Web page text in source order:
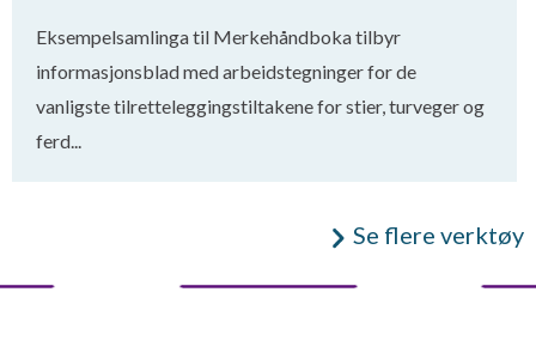
Eksempelsamlinga til Merkehåndboka tilbyr
informasjonsblad med arbeidstegninger for de
vanligste tilretteleggingstiltakene for stier, turveger og
ferd...
Se flere verktøy